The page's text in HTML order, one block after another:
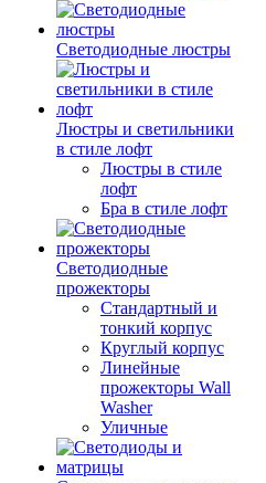
Светодиодные люстры
Люстры и светильники
в стиле лофт
Люстры в стиле
лофт
Бра в стиле лофт
Светодиодные
прожекторы
Стандартный и
тонкий корпус
Круглый корпус
Линейные
прожекторы Wall
Washer
Уличные